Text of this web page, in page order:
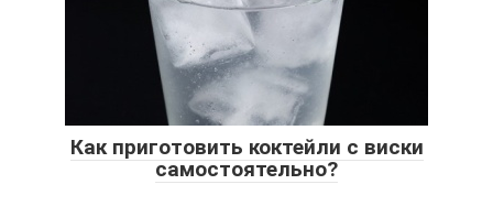
Как приготовить коктейли с виски
самостоятельно?